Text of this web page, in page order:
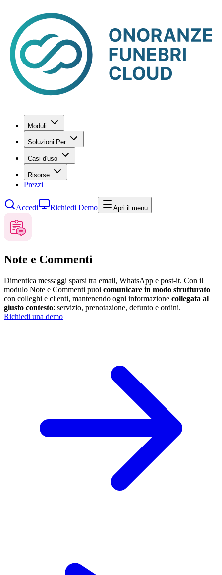
Moduli
Soluzioni Per
Casi d'uso
Risorse
Prezzi
Accedi Richiedi Demo Apri il menu
Note e Commenti
Dimentica messaggi sparsi tra email, WhatsApp e post-it. Con il
modulo Note e Commenti puoi comunicare in modo strutturato
con colleghi e clienti, mantenendo ogni informazione collegata al
giusto contesto: servizio, prenotazione, defunto e ordini.
Richiedi una demo